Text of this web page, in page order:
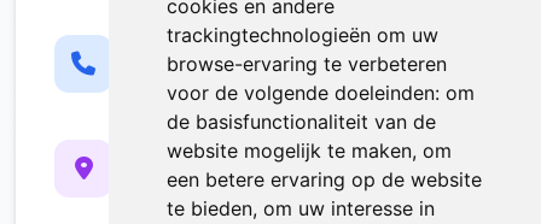
cookies en andere
trackingtechnologieën om uw
browse-ervaring te verbeteren
voor de volgende doeleinden: om
de basisfunctionaliteit van de
website mogelijk te maken, om
een betere ervaring op de website
te bieden, om uw interesse in
Telefoon
0484965073
Ma-Zo: 8:00 - 20:00
Werkgebied
Etterbeek, Brussel-Hoofdstad
En omliggende gemeenten